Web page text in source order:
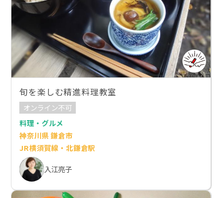
旬を楽しむ精進料理教室
オンライン不可
料理・グルメ
神奈川県 鎌倉市
JR横須賀線・北鎌倉駅
入江亮子